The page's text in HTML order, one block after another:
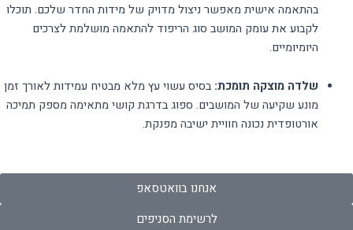
בהתאמה אישית מאפשר ניצול מדויק של מידות החדר שלכם. תוכלו
לקבוע את עומק המושב סוג הריפוד להתאמה מושלמת לצרכים
היומיומיים.
שלדה מוצקה תומכת: בסיס עשוי עץ מלא מבטיח עמידות לאורך זמן
מונע שקיעה של המושבים. ספוג בדרגת קושי מתאימה מספק תמיכה
אורטופדית נכונה חוויית ישיבה מפנקת.
אנחנו בוואטסאפ
לרשימת הסניפים